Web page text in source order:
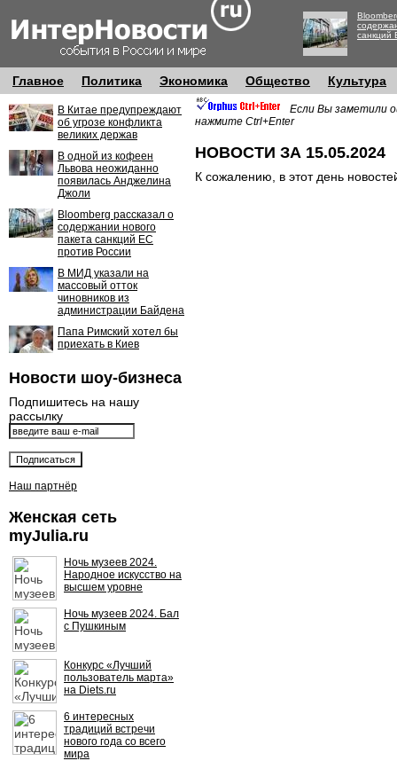
санкций
Главное Политика Экономика Общество Культура
В Китае предупреждают
об угрозе конфликта
великих держав
В одной из кофеен
Львова неожиданно
появилась Анджелина
Джоли
Bloomberg рассказал о
содержании нового
пакета санкций ЕС
против России
В МИД указали на
массовый отток
чиновников из
администрации Байдена
Папа Римский хотел бы
приехать в Киев
Новости шоу-бизнеса
Подпишитесь на нашу
рассылку
Наш партнёр
Женская сеть
myJulia.ru
Ночь музеев 2024.
Народное искусство на
высшем уровне
Ночь музеев 2024. Бал
с Пушкиным
Конкурс «Лучший
пользователь марта»
на Diets.ru
6 интересных
традиций встречи
нового года со всего
мира
Если Вы заметили
нажмите Ctrl+Enter
НОВОСТИ ЗА 15.05.2024
К сожалению, в этот день